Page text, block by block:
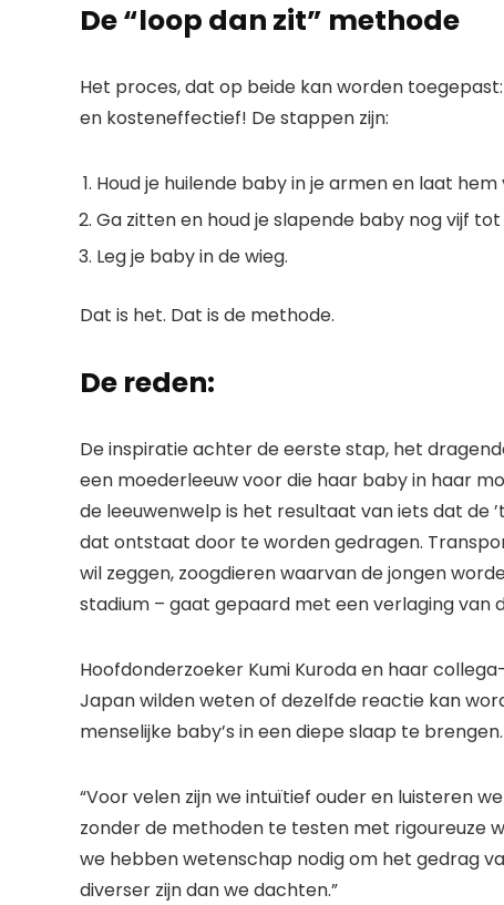
De “loop dan zit” methode
Het proces, dat op beide kan worden toegepast:
en kosteneffectief! De stappen zijn:
Houd je huilende baby in je armen en laat
Ga zitten en houd je slapende baby nog vijf
Leg je baby in de wieg.
Dat is het. Dat is de methode.
De reden:
De inspiratie achter de eerste stap, het
een moederleeuw voor die haar baby in haar
de leeuwenwelp is het resultaat van iets dat
dat ontstaat door te worden gedragen.
wil zeggen, zoogdieren waarvan de jongen
stadium – gaat gepaard met een verlaging van
Hoofdonderzoeker Kumi Kuroda en haar
Japan wilden weten of dezelfde reactie kan
menselijke baby’s in een diepe slaap te brengen.
“Voor velen zijn we intuïtief ouder en luisteren
zonder de methoden te testen met rigoureuze
we hebben wetenschap nodig om het gedrag
diverser zijn dan we dachten.”